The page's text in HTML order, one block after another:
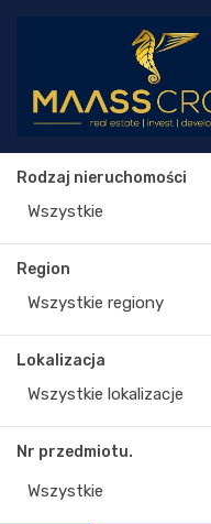
Rodzaj nieruchomości
Wszystkie
Region
Wszystkie regiony
Lokalizacja
Wszystkie lokalizacje
Nr przedmiotu.